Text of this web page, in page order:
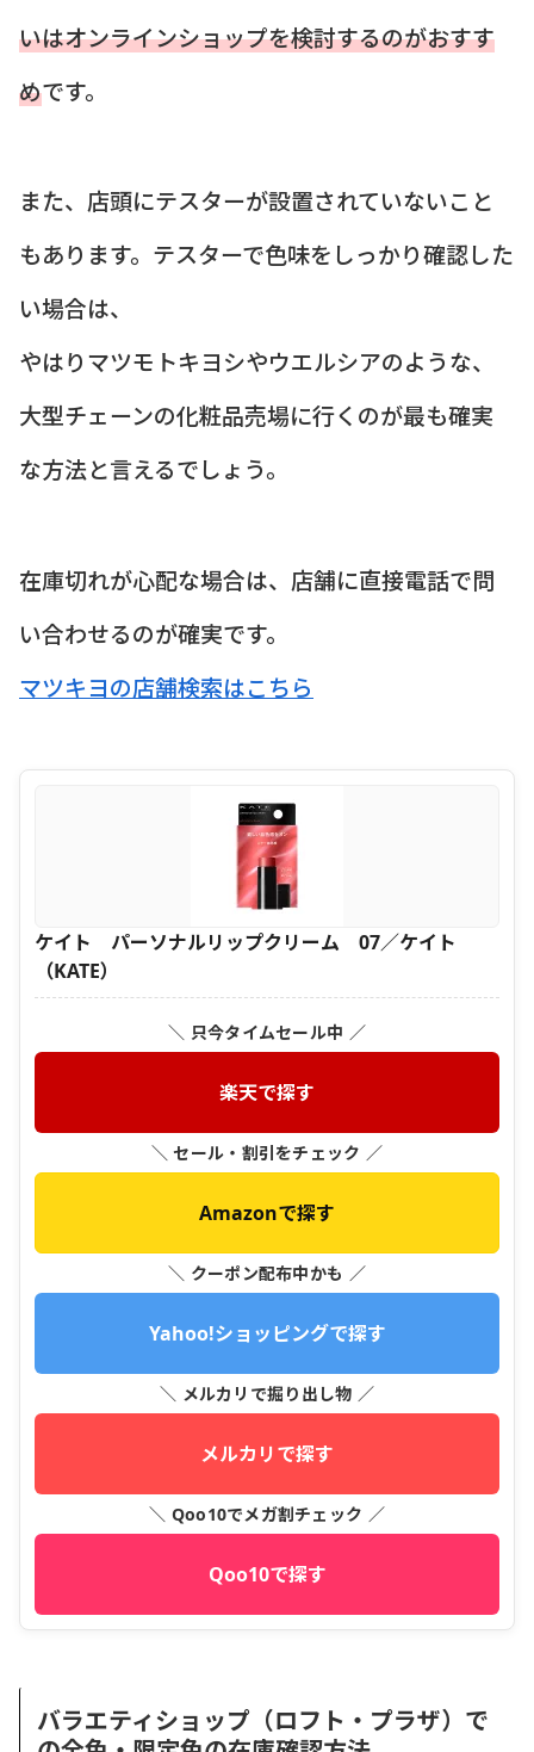
いはオンラインショップを検討するのがおすす
めです。
また、店頭にテスターが設置されていないこと
もあります。テスターで色味をしっかり確認した
い場合は、
やはりマツモトキヨシやウエルシアのような、
大型チェーンの化粧品売場に行くのが最も確実
な方法と言えるでしょう。
在庫切れが心配な場合は、店舗に直接電話で問
い合わせるのが確実です。
マツキヨの店舗検索はこちら
ケイト パーソナルリップクリーム 07／ケイト
（KATE）
＼ 只今タイムセール中 ／
楽天で探す
＼ セール・割引をチェック ／
Amazonで探す
＼ クーポン配布中かも ／
Yahoo!ショッピングで探す
＼ メルカリで掘り出し物 ／
メルカリで探す
＼ Qoo10でメガ割チェック ／
Qoo10で探す
バラエティショップ（ロフト・プラザ）で